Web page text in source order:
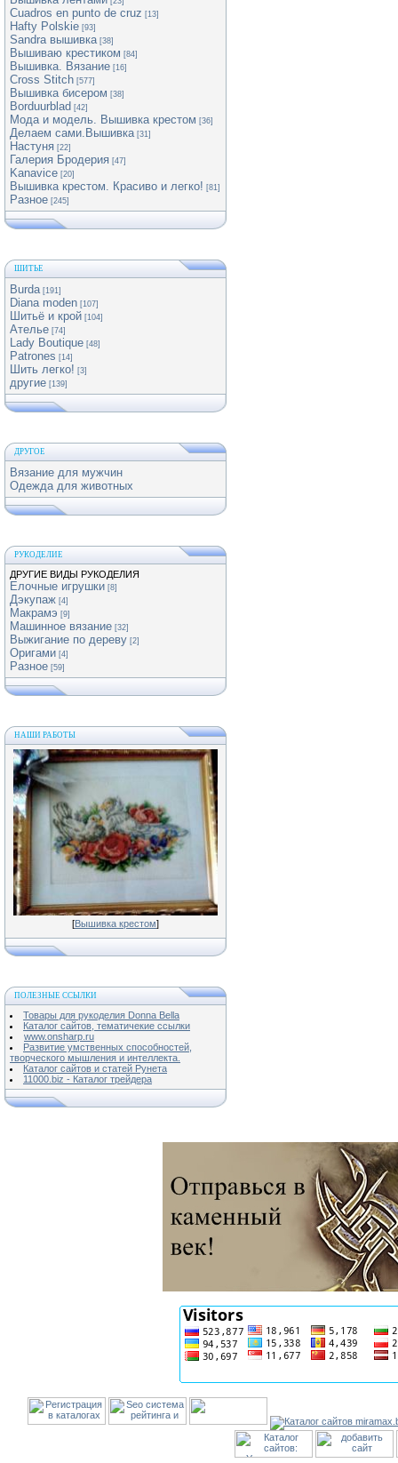
Cuadros en punto de cruz [13]
Hafty Polskie [93]
Sandra вышивка [38]
Вышиваю крестиком [84]
Вышивка. Вязание [16]
Cross Stitch [577]
Вышивка бисером [38]
Borduurblad [42]
Мода и модель. Вышивка крестом [36]
Делаем сами.Вышивка [31]
Настуня [22]
Галерия Бродерия [47]
Kanavice [20]
Вышивка крестом. Красиво и легко! [81]
Разное [245]
ШИТЬЕ
Burda [191]
Diana moden [107]
Шитьё и крой [104]
Ателье [74]
Lady Boutique [48]
Patrones [14]
Шить легко! [3]
другие [139]
ДРУГОЕ
Вязание для мужчин
Одежда для животных
РУКОДЕЛИЕ
ДРУГИЕ ВИДЫ РУКОДЕЛИЯ
Елочные игрушки [8]
Дэкупаж [4]
Макрамэ [9]
Машинное вязание [32]
Выжигание по дереву [2]
Оригами [4]
Разное [59]
НАШИ РАБОТЫ
[Вышивка крестом]
ПОЛЕЗНЫЕ ССЫЛКИ
Товары для рукоделия Donna Bella
Каталог сайтов, тематичекие ссылки
www.onsharp.ru
Развитие умственных способностей,
творческого мышления и интеллекта.
Каталог сайтов и статей Рунета
11000.biz - Каталог трейдера